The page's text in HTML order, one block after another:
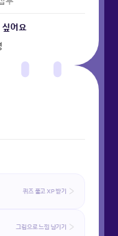
싶어요
퀴즈 풀고 XP 받기
그림으로 느낌 남기기